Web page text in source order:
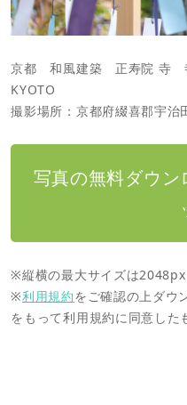
京都 和風建築 正寿院
KYOTO
撮影場所：京都府綴喜郡宇
写真の無料ダウン
※縦横の最大サイズは2048px
※利用規約をご確認の上ダウ
をもって利用規約に同意した